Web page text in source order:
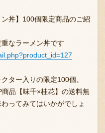
丼】100個限定商品のご紹
なラーメン丼です
ター入りの限定100個。
品【味千×桂花】の送料無
ってみてはいかがでしょ